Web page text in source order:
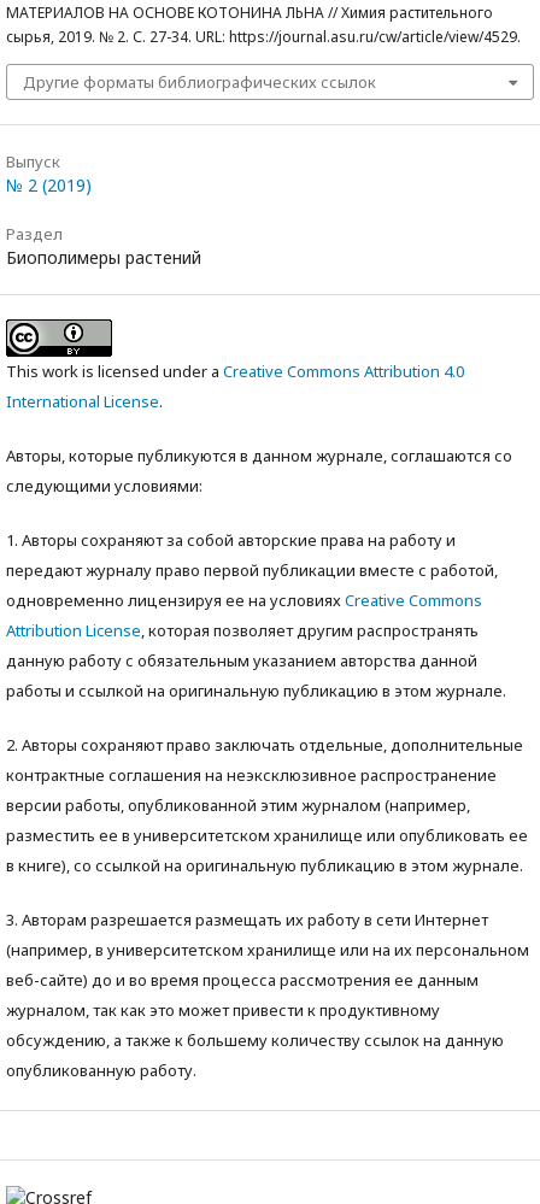
МАТЕРИАЛОВ НА ОСНОВЕ КОТОНИНА ЛЬНА // Химия растительного
сырья, 2019. № 2. С. 27-34. URL: https://journal.asu.ru/cw/article/view/4529.
Другие форматы библиографических ссылок
Выпуск
№ 2 (2019)
Раздел
Биополимеры растений
This work is licensed under a Creative Commons Attribution 4.0
International License.
Авторы, которые публикуются в данном журнале, соглашаются со
следующими условиями:
1. Авторы сохраняют за собой авторские права на работу и
передают журналу право первой публикации вместе с работой,
одновременно лицензируя ее на условияхCreative Commons
Attribution License, которая позволяет другим распространять
данную работу с обязательным указанием авторства данной
работы и ссылкой на оригинальную публикацию в этом журнале.
2. Авторы сохраняют право заключать отдельные, дополнительные
контрактные соглашения на неэксклюзивное распространение
версии работы, опубликованной этим журналом (например,
разместить ее в университетском хранилище или опубликовать ее
в книге), со ссылкой на оригинальную публикацию в этом журнале.
3. Авторам разрешается размещать их работу в сети Интернет
(например, в университетском хранилище или на их персональном
веб-сайте) до и во время процесса рассмотрения ее данным
журналом, так как это может привести к продуктивному
обсуждению, а также к большему количеству ссылок на данную
опубликованную работу.